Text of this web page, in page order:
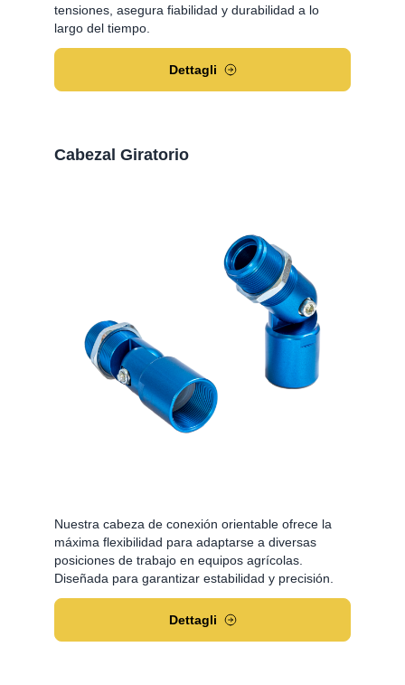
tensiones, asegura fiabilidad y durabilidad a lo
largo del tiempo.
Dettagli
Cabezal Giratorio
Nuestra cabeza de conexión orientable ofrece la
máxima flexibilidad para adaptarse a diversas
posiciones de trabajo en equipos agrícolas.
Diseñada para garantizar estabilidad y precisión.
Dettagli